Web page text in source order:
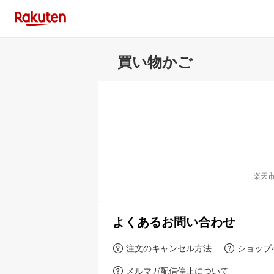
買い物かご
楽天
よくあるお問い合わせ
注文のキャンセル方法 ショッ
メルマガ配信停止について